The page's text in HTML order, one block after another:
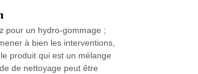
pour un hydro-gommage ;
à bien les interventions,
produit qui est un mélange
de nettoyage peut être